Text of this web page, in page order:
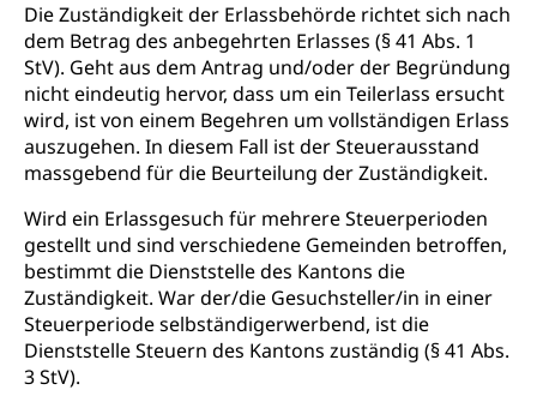
Die Zuständigkeit der Erlassbehörde richtet sich nach
dem Betrag des anbegehrten Erlasses (§ 41 Abs. 1
StV). Geht aus dem Antrag und/oder der Begründung
nicht eindeutig hervor, dass um ein Teilerlass ersucht
wird, ist von einem Begehren um vollständigen Erlass
auszugehen. In diesem Fall ist der Steuerausstand
massgebend für die Beurteilung der Zuständigkeit.
Wird ein Erlassgesuch für mehrere Steuerperioden
gestellt und sind verschiedene Gemeinden betroffen,
bestimmt die Dienststelle des Kantons die
Zuständigkeit. War der/die Gesuchsteller/in in einer
Steuerperiode selbständigerwerbend, ist die
Dienststelle Steuern des Kantons zuständig (§ 41 Abs.
3 StV).
Adoptivkind, Adoptiveltern, Adoptionsvermittlung,
Adoptionsverfahren, elterliche Gewalt, elterliche
Sorge
Adoption
Aufenthaltsbewilligungen
Niederlassungsbewilligung, Aufenthalt,
Niederlassung, Wohnsitz
Amt für Migration
Ausweise und Bescheinigungen
Reisepass, Identitätskarte, Visum, Geburtsurkunde
Jagdausweis, Fischereiausweis
Strafregisterauszug bestellen
Einbürgerung
Nationalität, Staatsangehörigkeit,
Staatsbürgerschaft, Bürgerrecht, Erwerb des